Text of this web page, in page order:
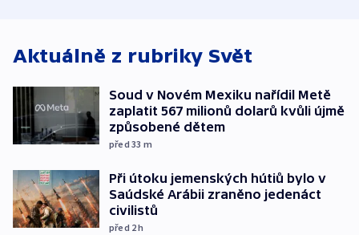
Aktuálně z rubriky Svět
Soud v Novém Mexiku nařídil Metě
zaplatit 567 milionů dolarů kvůli újmě
způsobené dětem
před 33 m
Při útoku jemenských hútiů bylo v
Saúdské Arábii zraněno jedenáct
civilistů
před 2h